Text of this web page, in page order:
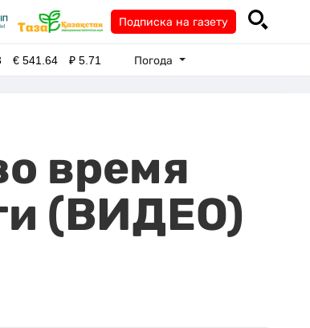
Подписка на газету
€541.64 ₽5.71 Погода
время
(ВИДЕО)